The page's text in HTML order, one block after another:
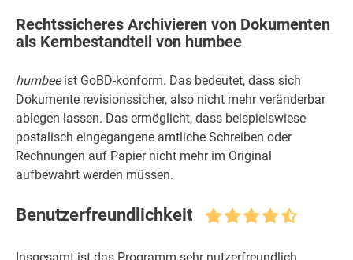
Rechtssicheres Archivieren von Dokumenten
als Kernbestandteil von humbee
humbeeist GoBD-konform. Das bedeutet, dass sich
Dokumente revisionssicher, also nicht mehr veränderbar
ablegen lassen. Das ermöglicht, dass beispielswiese
postalisch eingegangene amtliche Schreiben oder
Rechnungen auf Papier nicht mehr im Original
aufbewahrt werden müssen.
Benutzerfreundlichkeit